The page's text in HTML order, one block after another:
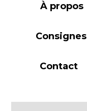
À propos
Consignes
Contact